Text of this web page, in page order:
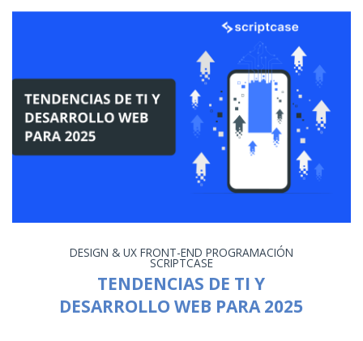
DESIGN & UX FRONT-END PROGRAMACIÓN
SCRIPTCASE
TENDENCIAS DE TI Y
DESARROLLO WEB PARA 2025